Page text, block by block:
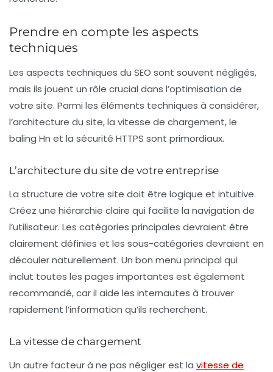
Prendre en compte les aspects
techniques
Les aspects techniques du SEO sont souvent négligés,
mais ils jouent un rôle crucial dans l’optimisation de
votre site. Parmi les éléments techniques à considérer,
l’architecture du site, la vitesse de chargement, le
baling Hn et la sécurité HTTPS sont primordiaux.
L’architecture du site de votre entreprise
La structure de votre site doit être logique et intuitive.
Créez une hiérarchie claire qui facilite la navigation de
l’utilisateur. Les catégories principales devraient être
clairement définies et les sous-catégories devraient en
découler naturellement. Un bon menu principal qui
inclut toutes les pages importantes est également
recommandé, car il aide les internautes à trouver
rapidement l’information qu’ils recherchent.
La vitesse de chargement
Un autre facteur à ne pas négliger est la vitesse de